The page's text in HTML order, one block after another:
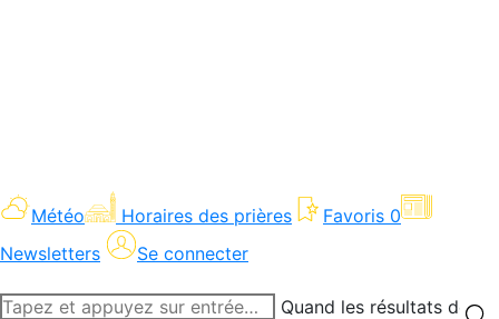
Météo Horaires des prières Favoris 0
Newsletters
Se connecter
Recherche
Quand les résultats de